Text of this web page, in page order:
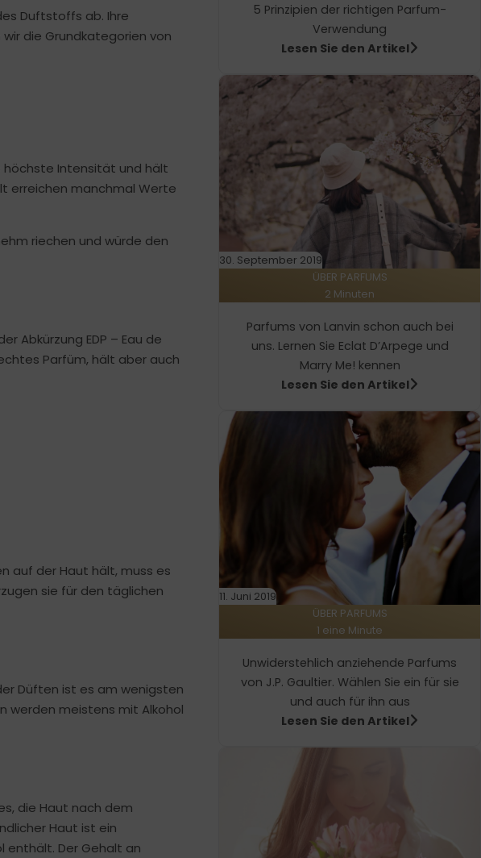
Duftstoffs ab. Ihre
die Grundkategorien von
höchste Intensität und hält
erreichen manchmal Werte
riechen und würde den
Abkürzung EDP – Eau de
Parfüm, hält aber auch
auf der Haut hält, muss es
sie für den täglichen
Düften ist es am wenigsten
werden meistens mit Alkohol
die Haut nach dem
Haut ist ein
enthält. Der Gehalt an
5 Prinzipien der richtigen Parfum-
Verwendung
Lesen Sie den Artikel
30. September 2019
ÜBER PARFUMS
2 Minuten
Parfums von Lanvin schon auch bei
uns. Lernen Sie Eclat D’Arpege und
Marry Me! kennen
Lesen Sie den Artikel
11. Juni 2019
ÜBER PARFUMS
1 eine Minute
Unwiderstehlich anziehende Parfums
von J.P. Gaultier. Wählen Sie ein für sie
und auch für ihn aus
Lesen Sie den Artikel